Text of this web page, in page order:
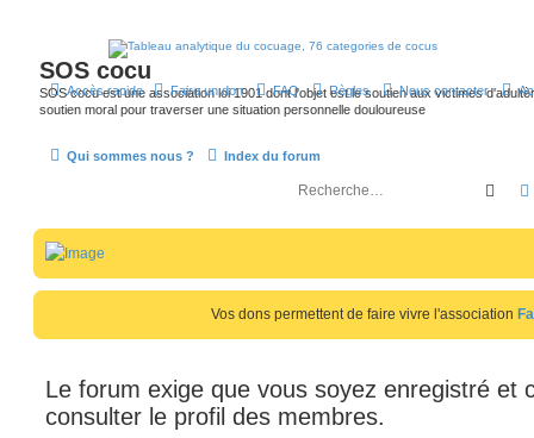
SOS cocu
SOS cocu est une association loi 1901 dont l'objet est le soutien aux victimes
soutien moral pour traverser une situation personnelle douloureuse
Accès rapide Faire un don FAQ Règles Nous contacter
Qui sommes nous ? Index du forum
Vos dons permettent de faire vivre l'association
Le forum exige que vous soyez enregistré et
consulter le profil des membres.